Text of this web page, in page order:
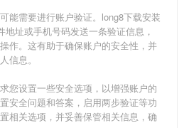
能需要进行账户验证。 long8下载安装
地址或手机号码发送一条验证信息，
作。这有助于确保账户的安全性，并
信息。
您设置一些安全选项，以增强账户的
安全问题和答案，启用两步验证等功
相关选项，并妥善保管相关信息，确